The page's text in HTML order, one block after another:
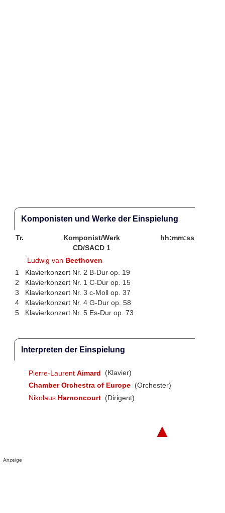
Komponisten und Werke der Einspielung
Tr. Komponist/Werk
hh:mm:ss
CD/SACD 1
Ludwig van Beethoven
1
Klavierkonzert Nr. 2 B-Dur op. 19
2
Klavierkonzert Nr. 1 C-Dur op. 15
3
Klavierkonzert Nr. 3 c-Moll op. 37
4
Klavierkonzert Nr. 4 G-Dur op. 58
5
Klavierkonzert Nr. 5 Es-Dur op. 73
Interpreten der Einspielung
Pierre-Laurent Aimard
(Klavier)
Chamber Orchestra of Europe (Orchester)
Nikolaus Harnoncourt (Dirigent)
▲
Anzeige